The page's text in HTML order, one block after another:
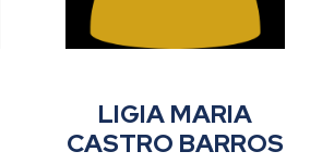
LIGIA MARIA
CASTRO BARROS